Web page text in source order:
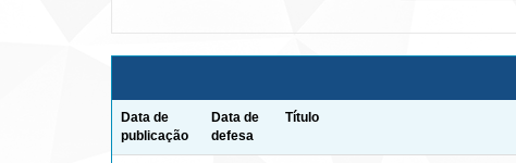
Data de
publicação
Data de
defesa
Título